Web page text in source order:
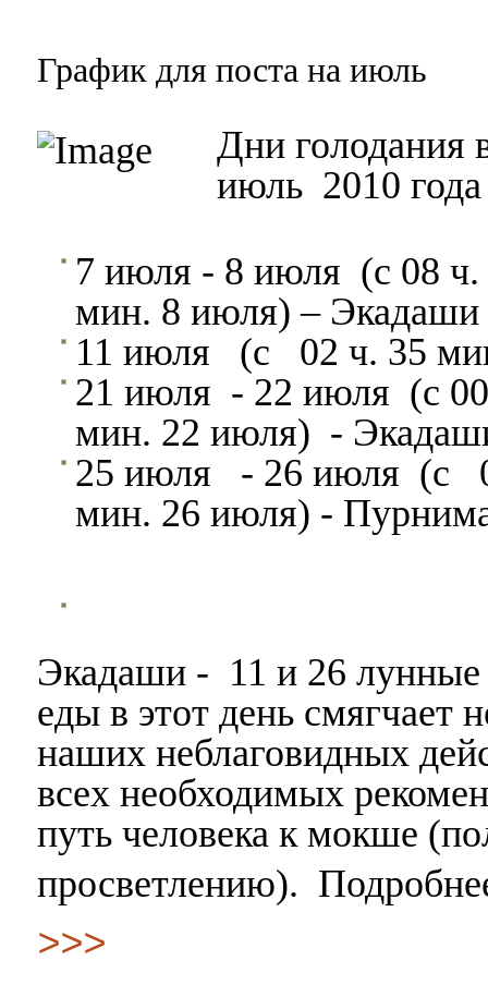
График для поста на июль
Дни голодания
июль 2010 года
7 июля - 8 июля (с 08
мин. 8 июля) – Экадаши
11 июля (с 02 ч. 35
21 июля - 22 июля (с
мин. 22 июля) -
25 июля - 26 июля (с
мин. 26 июля) -
Экадаши - 11 и 26 лунные
еды в этот день смягчает
наших неблаговидных
всех необходимых
путь человека к мокше
просветлению).
>>>